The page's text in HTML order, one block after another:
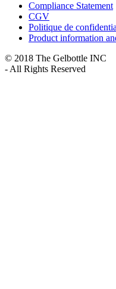
Compliance Statement
CGV
Politique de
Product information
© 2018 The Gelbottle INC
- All Rights Reserved